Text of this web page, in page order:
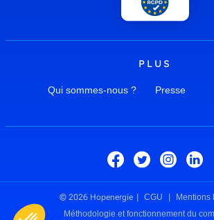
PLUS
Qui sommes-nous ? Presse
© 2026 Hopenergie CGU
Mentions
Méthodologie et fonctionnement du